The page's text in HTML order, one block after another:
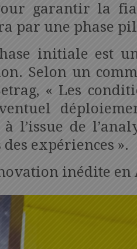
garantir la
par une phase
initiale est
Selon un
« Les
l’issue de
expériences ».
inédite